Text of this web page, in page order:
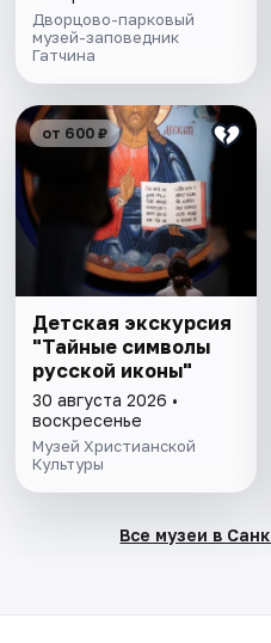
Дворцово-парковый
музей-заповедник
Гатчина
от 600 ₽
Детская экскурсия
"Тайные символы
русской иконы"
30 августа 2026 •
воскресенье
Музей Христианской
Культуры
Все музеи в